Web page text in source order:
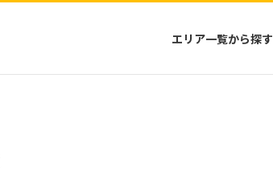
エリア一覧から探す